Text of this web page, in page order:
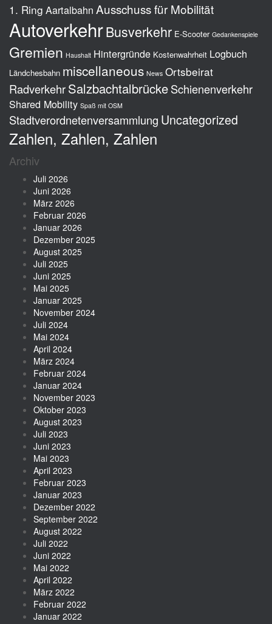
1. Ring Aartalbahn Ausschuss für Mobilität
AutoverkehrBusverkehr E-Scooter Gedankenspiele
Gremien Haushalt Hintergründe Kostenwahrheit Logbuch
Ländchesbahn miscellaneous News Ortsbeirat
RadverkehrSalzbachtalbrückeSchienenverkehr
Shared Mobility Spaß mit OSM
Stadtverordnetenversammlung Uncategorized
Zahlen, Zahlen, Zahlen
Archiv
Juli 2026
Juni 2026
März 2026
Februar 2026
Januar 2026
Dezember 2025
August 2025
Juli 2025
Juni 2025
Mai 2025
Januar 2025
November 2024
Juli 2024
Mai 2024
April 2024
März 2024
Februar 2024
Januar 2024
November 2023
Oktober 2023
August 2023
Juli 2023
Juni 2023
Mai 2023
April 2023
Februar 2023
Januar 2023
Dezember 2022
September 2022
August 2022
Juli 2022
Juni 2022
Mai 2022
April 2022
März 2022
Februar 2022
Januar 2022